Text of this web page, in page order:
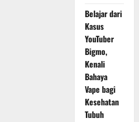
Belajar dari
Kasus
YouTuber
Bigmo,
Kenali
Bahaya
Vape bagi
Kesehatan
Tubuh